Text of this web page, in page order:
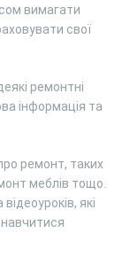
вимагати
свої
ремонтні
інформація та
ремонт, таких
меблів тощо.
які